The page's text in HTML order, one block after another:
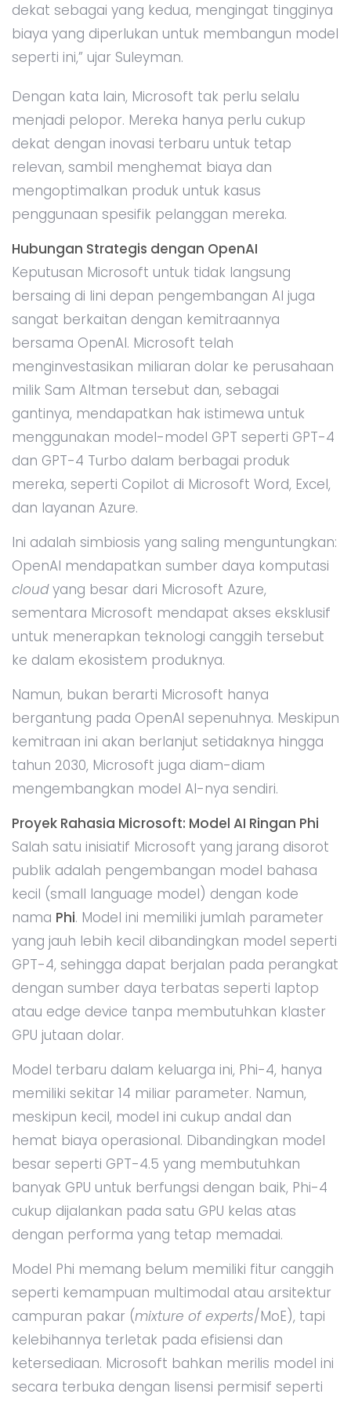
dekat sebagai yang kedua, mengingat tingginya
biaya yang diperlukan untuk membangun model
seperti ini,” ujar Suleyman.
Dengan kata lain, Microsoft tak perlu selalu
menjadi pelopor. Mereka hanya perlu cukup
dekat dengan inovasi terbaru untuk tetap
relevan, sambil menghemat biaya dan
mengoptimalkan produk untuk kasus
penggunaan spesifik pelanggan mereka.
Hubungan Strategis dengan OpenAI
Keputusan Microsoft untuk tidak langsung
bersaing di lini depan pengembangan AI juga
sangat berkaitan dengan kemitraannya
bersama OpenAI. Microsoft telah
menginvestasikan miliaran dolar ke perusahaan
milik Sam Altman tersebut dan, sebagai
gantinya, mendapatkan hak istimewa untuk
menggunakan model-model GPT seperti GPT-4
dan GPT-4 Turbo dalam berbagai produk
mereka, seperti Copilot di Microsoft Word, Excel,
dan layanan Azure.
Ini adalah simbiosis yang saling menguntungkan:
OpenAI mendapatkan sumber daya komputasi
cloudyang besar dari Microsoft Azure,
sementara Microsoft mendapat akses eksklusif
untuk menerapkan teknologi canggih tersebut
ke dalam ekosistem produknya.
Namun, bukan berarti Microsoft hanya
bergantung pada OpenAI sepenuhnya. Meskipun
kemitraan ini akan berlanjut setidaknya hingga
tahun 2030, Microsoft juga diam-diam
mengembangkan model AI-nya sendiri.
Proyek Rahasia Microsoft: Model AI Ringan Phi
Salah satu inisiatif Microsoft yang jarang disorot
publik adalah pengembangan model bahasa
kecil (small language model) dengan kode
nama Phi. Model ini memiliki jumlah parameter
yang jauh lebih kecil dibandingkan model seperti
GPT-4, sehingga dapat berjalan pada perangkat
dengan sumber daya terbatas seperti laptop
atau edge device tanpa membutuhkan klaster
GPU jutaan dolar.
Model terbaru dalam keluarga ini, Phi-4, hanya
memiliki sekitar 14 miliar parameter. Namun,
meskipun kecil, model ini cukup andal dan
hemat biaya operasional. Dibandingkan model
besar seperti GPT-4.5 yang membutuhkan
banyak GPU untuk berfungsi dengan baik, Phi-4
cukup dijalankan pada satu GPU kelas atas
dengan performa yang tetap memadai.
Model Phi memang belum memiliki fitur canggih
seperti kemampuan multimodal atau arsitektur
campuran pakar (mixture of experts/MoE), tapi
kelebihannya terletak pada efisiensi dan
ketersediaan. Microsoft bahkan merilis model ini
secara terbuka dengan lisensi permisif seperti